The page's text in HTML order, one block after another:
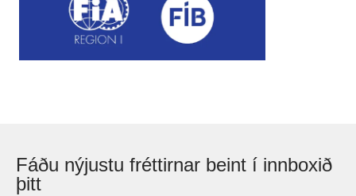
Fáðu nýjustu fréttirnar beint í innboxið
þitt